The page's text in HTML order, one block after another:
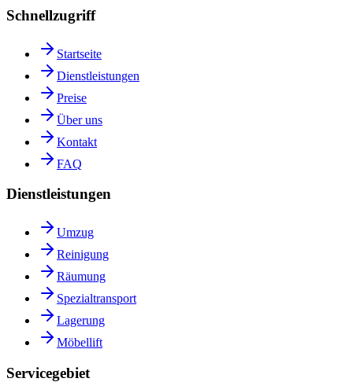
Schnellzugriff
Startseite
Dienstleistungen
Preise
Über uns
Kontakt
FAQ
Dienstleistungen
Umzug
Reinigung
Räumung
Spezialtransport
Lagerung
Möbellift
Servicegebiet